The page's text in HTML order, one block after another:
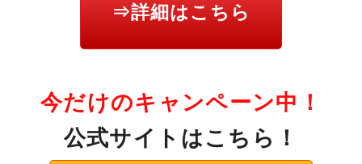
⇒詳細はこちら
今だけのキャンペーン中！
公式サイトはこちら！